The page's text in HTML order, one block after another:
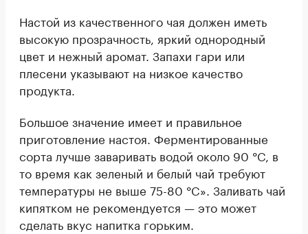
Настой из качественного чая должен иметь
высокую прозрачность, яркий однородный
цвет и нежный аромат. Запахи гари или
плесени указывают на низкое качество
продукта.
Большое значение имеет и правильное
приготовление настоя. Ферментированные
сорта лучше заваривать водой около 90 °C, в
то время как зеленый и белый чай требуют
температуры не выше 75-80 °C». Заливать чай
кипятком не рекомендуется — это может
сделать вкус напитка горьким.